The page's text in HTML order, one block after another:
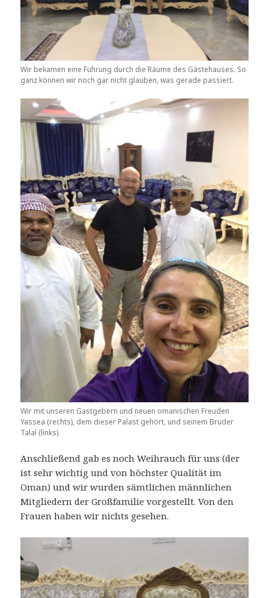
Wir bekamen eine Führung durch die Räume des Gästehauses. So
ganz können wir noch gar nicht glauben, was gerade passiert.
Wir mit unseren Gastgebern und neuen omanischen Freuden
Yassea (rechts), dem dieser Palast gehört, und seinem Bruder
Talal (links).
Anschließend gab es noch Weihrauch für uns (der
ist sehr wichtig und von höchster Qualität im
Oman) und wir wurden sämtlichen männlichen
Mitgliedern der Großfamilie vorgestellt. Von den
Frauen haben wir nichts gesehen.